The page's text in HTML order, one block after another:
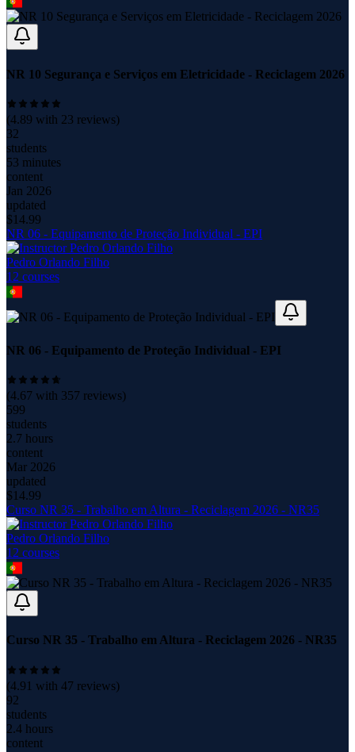
NR 10 Segurança e Serviços em Eletricidade - Reciclagem 2026
(4.89 with 23 reviews)
32
students
53 minutes
content
Jan 2026
updated
$14.99
NR 06 - Equipamento de Proteção Individual - EPI
Pedro Orlando Filho
12 courses
NR 06 - Equipamento de Proteção Individual - EPI
(4.67 with 357 reviews)
599
students
2.7 hours
content
Mar 2026
updated
$14.99
Curso NR 35 - Trabalho em Altura - Reciclagem 2026 - NR35
Pedro Orlando Filho
12 courses
Curso NR 35 - Trabalho em Altura - Reciclagem 2026 - NR35
(4.91 with 47 reviews)
92
students
2.4 hours
content